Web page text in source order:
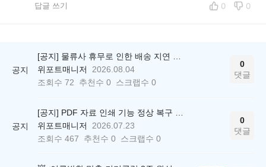
답글 쓰기 0 0
공지
위포트매니저
2026.08.04
조회수 72 추천수 0 스크랩수 0
0
댓글
공지
위포트매니저
2026.07.23
조회수 467 추천수 0 스크랩수 0
0
댓글